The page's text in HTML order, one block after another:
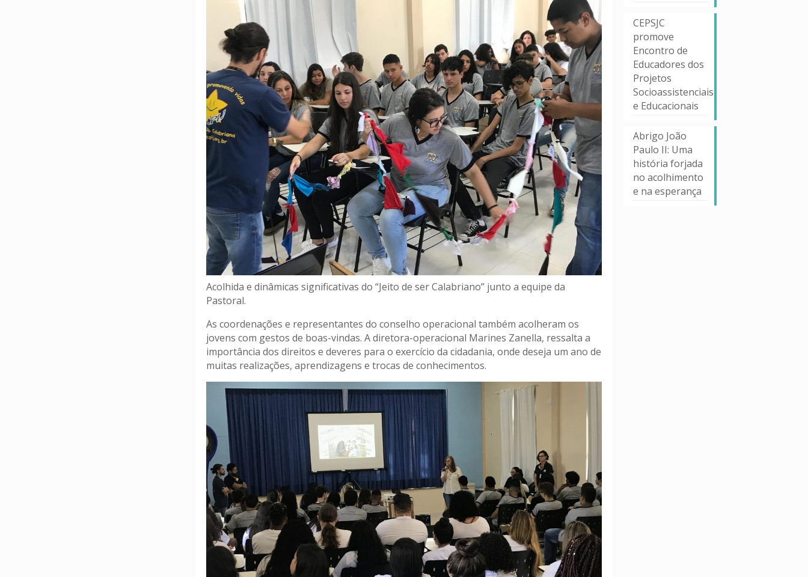
Acolhida e dinâmicas significativas do “Jeito de ser Calabriano” junto a equipe da
Pastoral.
As coordenações e representantes do conselho operacional também acolheram os
jovens com gestos de boas-vindas. A diretora-operacional Marines Zanella, ressalta a
importância dos direitos e deveres para o exercício da cidadania, onde deseja um ano de
muitas realizações, aprendizagens e trocas de conhecimentos.
CEPSJC
promove
Encontro de
Educadores dos
Projetos
Socioassistenciais
e Educacionais
Abrigo João
Paulo II: Uma
história forjada
no acolhimento
e na esperança